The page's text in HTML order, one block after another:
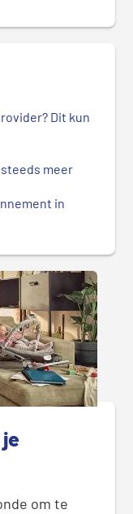
Dit kun
meer
in
om te